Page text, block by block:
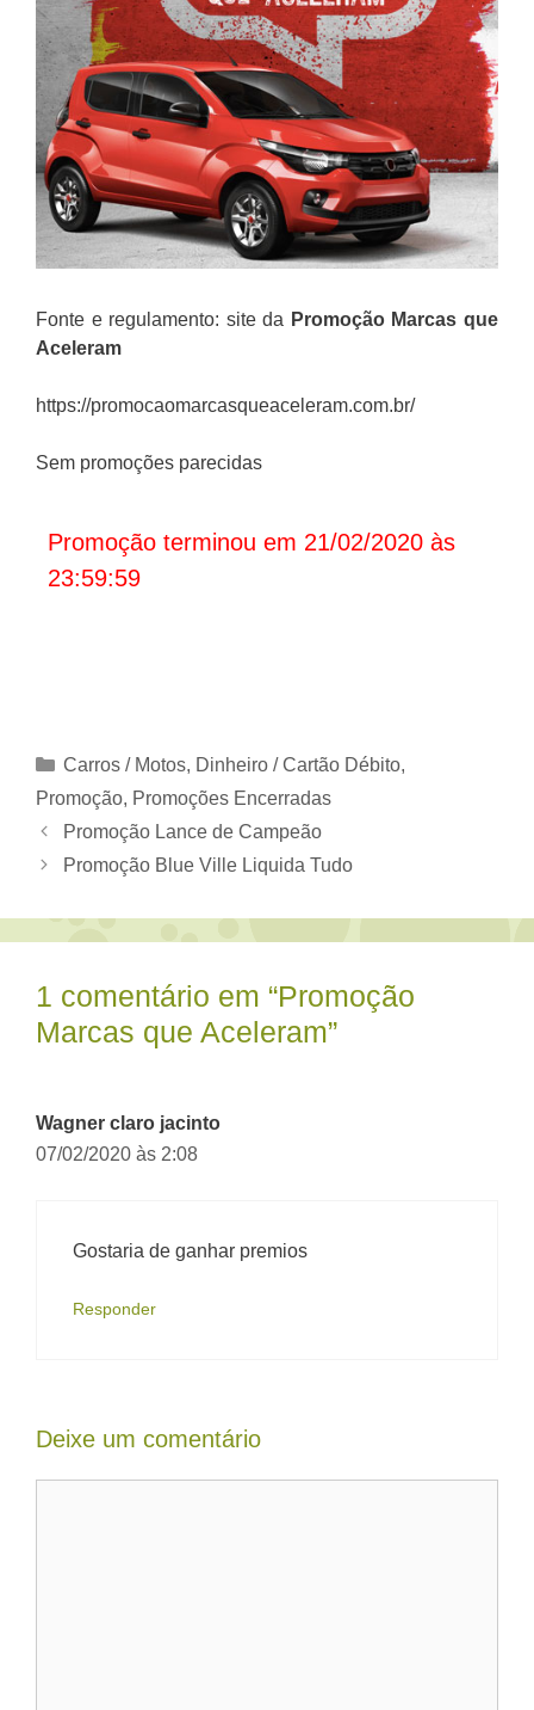
Fonte e regulamento: site da Promoção Marcas que
Aceleram
https://promocaomarcasqueaceleram.com.br/
Sem promoções parecidas
Promoção terminou em 21/02/2020 às
23:59:59
Categorias
Carros / Motos, Dinheiro / Cartão Débito,
Promoção, Promoções Encerradas
Promoção Lance de Campeão
Promoção Blue Ville Liquida Tudo
1 comentário em “Promoção
Marcas que Aceleram”
Wagner claro jacinto
07/02/2020 às 2:08
Gostaria de ganhar premios
Responder
Deixe um comentário